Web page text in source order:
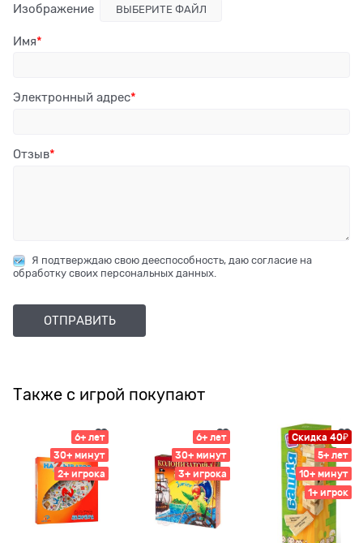
Изображение ВЫБЕРИТЕ ФАЙЛ
Имя
Электронный адрес
Отзыв
Я подтверждаю свою дееспособность, даю согласие на
обработку своих персональных данных.
Также с игрой покупают
6+ лет
30+ минут
2+ игрока
6+ лет
30+ минут
3+ игрока
Скидка 40₽
5+ лет
10+ минут
1+ игрок